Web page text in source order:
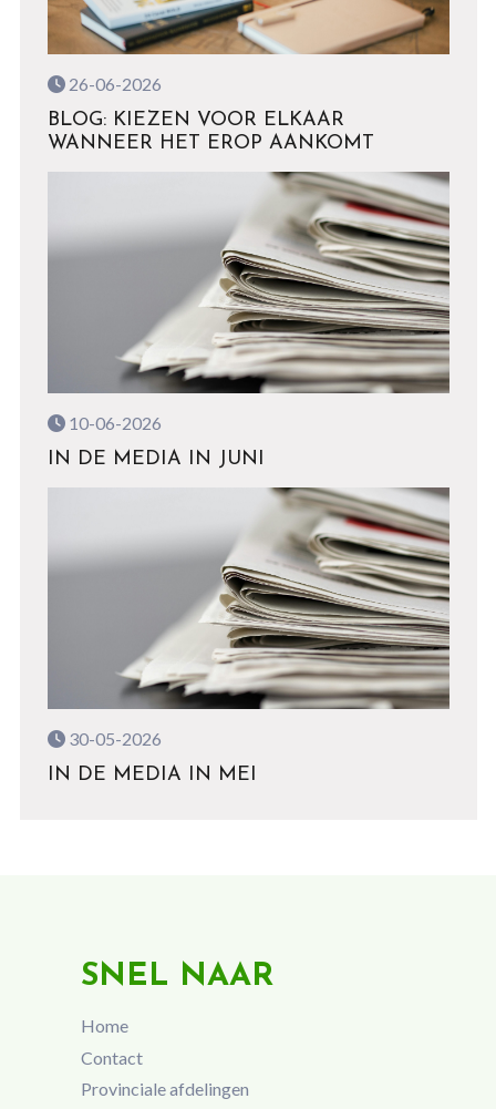
26-06-2026
BLOG: KIEZEN VOOR ELKAAR
WANNEER HET EROP AANKOMT
10-06-2026
IN DE MEDIA IN JUNI
30-05-2026
IN DE MEDIA IN MEI
SNEL NAAR
Home
Contact
Provinciale afdelingen